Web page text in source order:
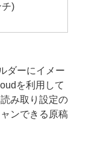
)
ダーにイメー
を利用して
み取り設定の
ンできる原稿